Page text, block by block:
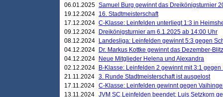
06.01.2025 Samuel Burg gewinnt das Dreikönigsturnier
19.12.2024 16. Stadtmeisterschaft
17.12.2024 C-Klasse: Leinfelden unterliegt 1:3 in
09.12.2024
Dreikönigsturnier am 6.1.2025 ab 14:00 Uhr
08.12.2024
Landesliga: Leinfelden gewinnt 5:3 gegen
04.12.2024
Dr. Markus Kottke gewinnt das Dezember-
04.12.2024
Neue Mitglieder Helena und Alexandra
02.12.2024
B-Klasse: Leinfelden 2 gewinnt mit 3:1
21.11.2024 3. Runde Stadtmeisterschaft ist ausgelost
17.11.2024 C-Klasse: Leinfelden gewinnt gegen
13.11.2024 JVM SC Leinfelden beendet: Luis Setzkorn